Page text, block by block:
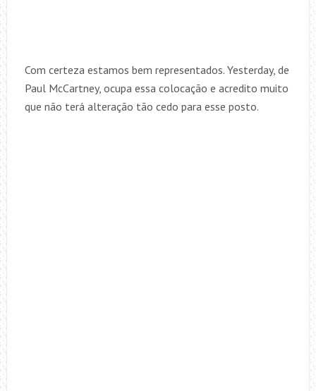
Com certeza estamos bem representados. Yesterday, de
Paul McCartney, ocupa essa colocação e acredito muito
que não terá alteração tão cedo para esse posto.